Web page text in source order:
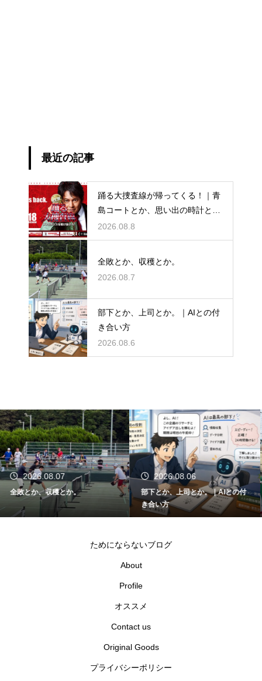
最近の記事
踊る大捜査線が帰ってくる！｜青
島コートとか、思い出の時計と
か。
2026.08.8
全敗とか、収穫とか。
2026.08.7
部下とか、上司とか。｜AIとの付
き合い方
2026.08.6
2026.08.06
部下とか、上司とか。｜AIとの付
き合い方
2026.08.05
関東大会とか、千葉県代表とか。
ためにならないブログ
About
Profile
オススメ
Contact us
Original Goods
プライバシーポリシー